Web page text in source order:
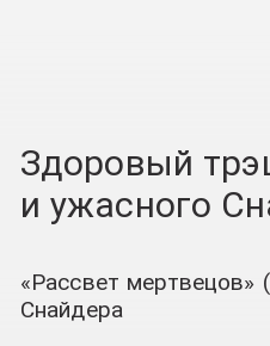
Здоровый
и ужасного
«Рассвет
Снайдера